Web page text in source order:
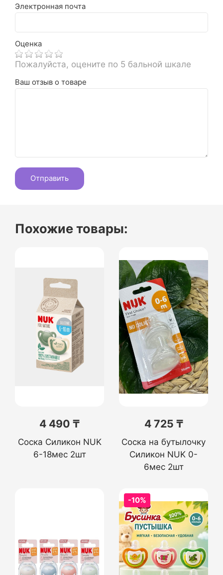
Электронная почта
Оценка
Пожалуйста, оцените по 5 бальной шкале
Ваш отзыв о товаре
Похожие товары:
4 490 ₸
Соска Силикон NUK
6-18мес 2шт
4 725 ₸
Соска на бутылочку
Силикон NUK 0-
6мес 2шт
-10%